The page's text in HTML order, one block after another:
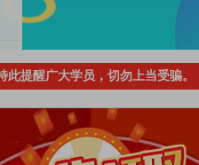
大学员，切勿上当受骗。严正声